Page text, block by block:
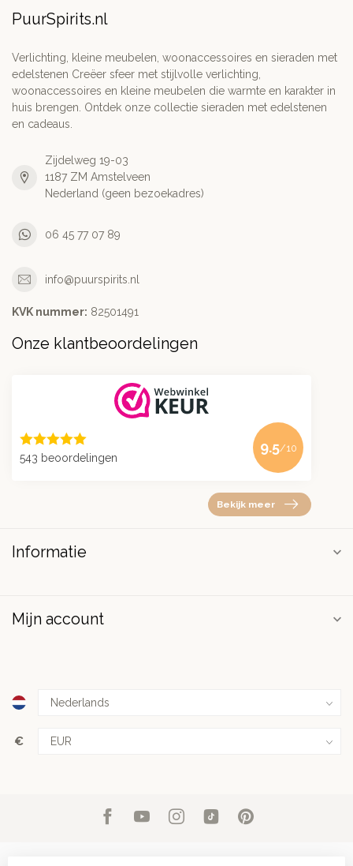
PuurSpirits.nl
Verlichting, kleine meubelen, woonaccessoires en sieraden met
edelstenen Creëer sfeer met stijlvolle verlichting,
woonaccessoires en kleine meubelen die warmte en karakter in
huis brengen. Ontdek onze collectie sieraden met edelstenen
en cadeaus.
Zijdelweg 19-03
1187 ZM Amstelveen
Nederland (geen bezoekadres)
06 45 77 07 89
info@puurspirits.nl
KVK nummer: 82501491
Onze klantbeoordelingen
543 beoordelingen
9.5/10
Bekijk meer
Informatie
Mijn account
€